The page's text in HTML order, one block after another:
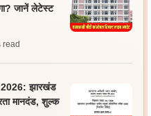
जानें लेटेस्ट
read
झारखंड
मानदंड, शुल्क